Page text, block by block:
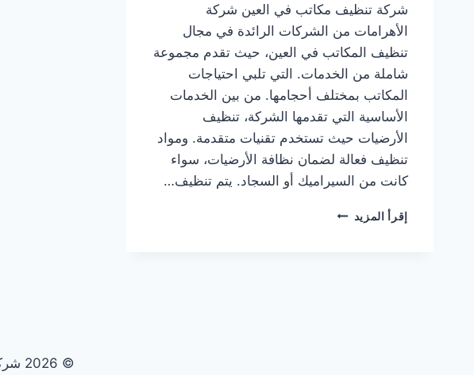
شركة تنظيف مكاتب في العين شركة
الأهرامات من الشركات الرائدة في مجال
تنظيف المكاتب في العين، حيث تقدم مجموعة
شاملة من الخدمات. التي تلبي احتياجات
المكاتب بمختلف أحجامها. من بين الخدمات
الأساسية التي تقدمها الشركة، تنظيف
الأرضيات حيث تستخدم تقنيات متقدمة. ومواد
تنظيف فعالة لضمان نظافة الأرضيات، سواء
كانت من السيراميك أو السجاد. يتم تنظيف…
إقرأ المزيد شركة
© 2026 شركة الأهرامات By Design Tefagoo